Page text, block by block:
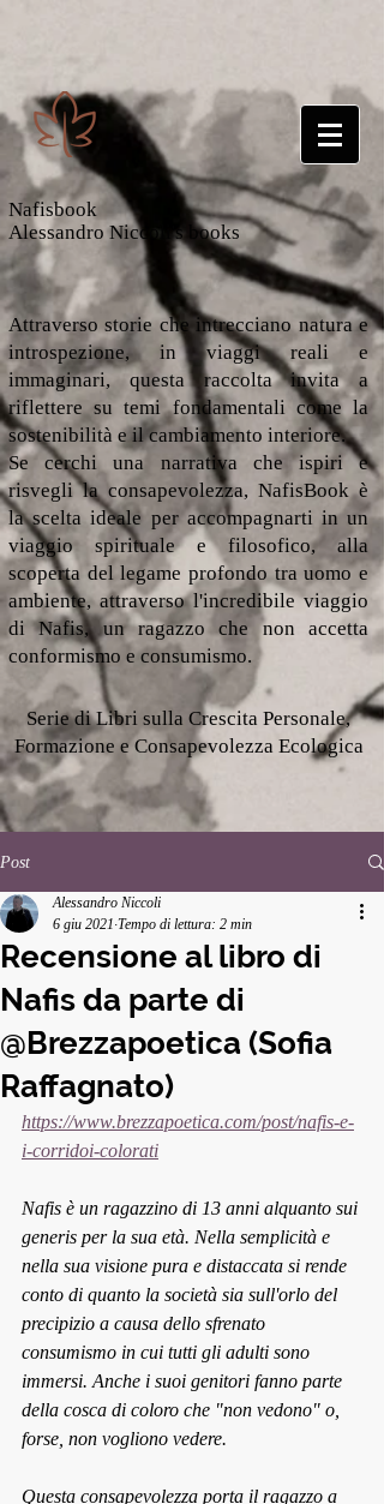
Nafisbook
Alessandro Niccoli's books
Attraverso storie che intrecciano natura e
introspezione, in viaggi reali e
immaginari, questa raccolta invita a
riflettere su temi fondamentali come la
sostenibilità e il cambiamento interiore.
Se cerchi una narrativa che ispiri e
risvegli la consapevolezza, NafisBook è
la scelta ideale per accompagnarti in un
viaggio spirituale e filosofico, alla
scoperta del legame profondo tra uomo e
ambiente, attraverso l'incredibile viaggio
di Nafis, un ragazzo che non accetta
conformismo e consumismo.
Serie di Libri sulla Crescita Personale,
Formazione e Consapevolezza Ecologica
Post
Recensione al libro di
Nafis da parte di
@Brezzapoetica (Sofia
Raffagnato)
Alessandro Niccoli
6 giu 2021 Tempo di lettura: 2 min
https://www.brezzapoetica.com/post/nafis-e-
i-corridoi-colorati
Nafis è un ragazzino di 13 anni alquanto sui
generis per la sua età. Nella semplicità e
nella sua visione pura e distaccata si rende
conto di quanto la società sia sull'orlo del
precipizio a causa dello sfrenato
consumismo in cui tutti gli adulti sono
immersi. Anche i suoi genitori fanno parte
della cosca di coloro che "non vedono" o,
forse, non vogliono vedere.
Questa consapevolezza porta il ragazzo a